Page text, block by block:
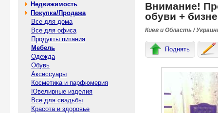
Недвижимость
Покупка/Продажа
Все для дома
Все для офиса
Продукты питания
Мебель
Одежда
Обувь
Аксессуары
Косметика и парфюмерия
Ювелирные изделия
Все для свадьбы
Красота и здоровье
Внимание!
обуви +
Киев и Область /
Поднять